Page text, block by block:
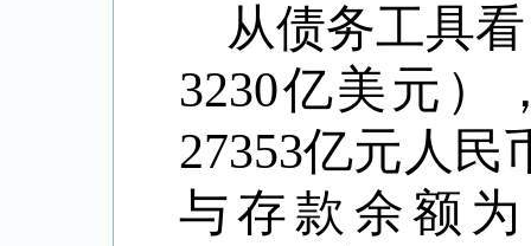
从债务工具
3230亿美元）
27353亿元人民
与存款余额为